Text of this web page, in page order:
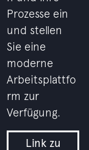
Prozesse ein
und stellen
Sie eine
moderne
Arbeitsplattfo
rm zur
Verfügung.
Link zu